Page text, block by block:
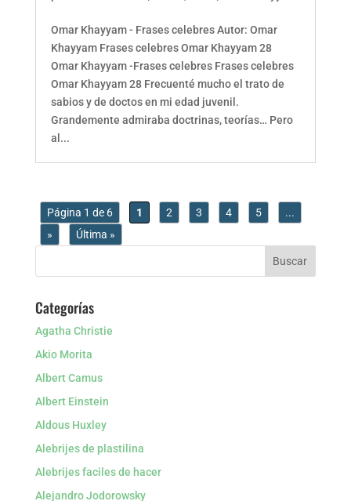
Omar Khayyam - Frases celebres Autor: Omar
Khayyam Frases celebres Omar Khayyam 28
Omar Khayyam -Frases celebres Frases celebres
Omar Khayyam 28 Frecuenté mucho el trato de
sabios y de doctos en mi edad juvenil.
Grandemente admiraba doctrinas, teorías… Pero
al...
Página 1 de 6 1 2 3 4 5
...
»
Última »
Categorías
Agatha Christie
Akio Morita
Albert Camus
Albert Einstein
Aldous Huxley
Alebrijes de plastilina
Alebrijes faciles de hacer
Alejandro Jodorowsky